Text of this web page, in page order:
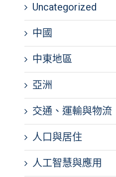
Uncategorized
中國
中東地區
亞洲
交通、運輸與物流
人口與居住
人工智慧與應用